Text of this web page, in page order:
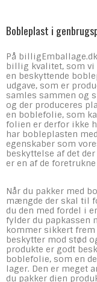
Bobleplast i
På
billig kvalitet, som vi
en beskyttende
udgave, som er
samles sammen og
og der produceres
en boblefolie, som
folien er derfor ikke
har bobleplasten
egenskaber som
beskyttelse af det
er en af de
Når du pakker med
mængde der skal til
du den med fordel i
fylder du papkassen
kommer sikkert
beskytter mod stød
produkte er godt
boblefolie, som en
lager. Den er meget
du pakker dien